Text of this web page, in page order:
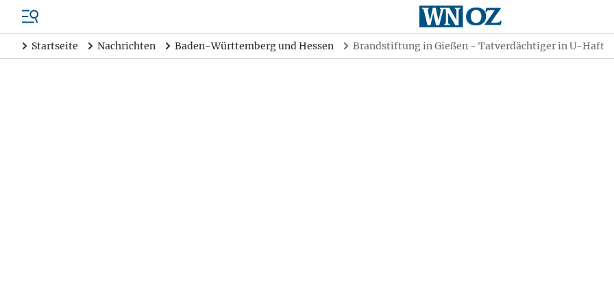
Startseite Nachrichten Baden-Württemberg und Hessen Brandstiftung in Gießen - Tatverdächtiger in U-Haft